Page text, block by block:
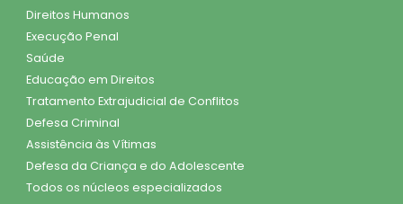
Direitos Humanos
Execução Penal
Saúde
Educação em Direitos
Tratamento Extrajudicial de Conflitos
Defesa Criminal
Assistência às Vítimas
Defesa da Criança e do Adolescente
Todos os núcleos especializados